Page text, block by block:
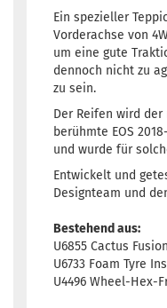
Ein spezieller
Vorderachse von
um eine gute
dennoch nicht zu
zu sein.
Der Reifen wird
berühmte EOS
und wurde für
Entwickelt und
Designteam und
Bestehend aus:
U6855 Cactus
U6733 Foam Tyre
U4496 Wheel-Hex-